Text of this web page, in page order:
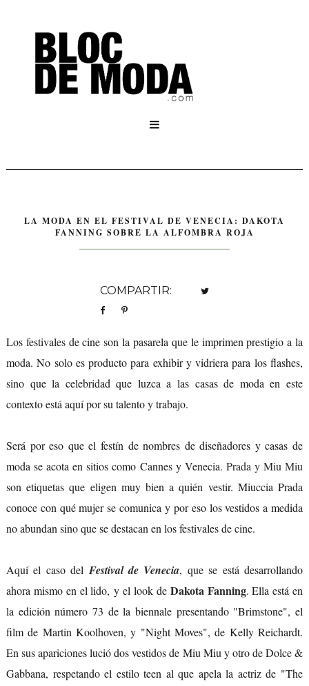

LA MODA EN EL FESTIVAL DE VENECIA: DAKOTA
FANNING SOBRE LA ALFOMBRA ROJA
COMPARTIR:
Los festivales de cine son la pasarela que le imprimen prestigio a la
moda. No solo es producto para exhibir y vidriera para los flashes,
sino que la celebridad que luzca a las casas de moda en este
contexto está aquí por su talento y trabajo.
Será por eso que el festín de nombres de diseñadores y casas de
moda se acota en sitios como Cannes y Venecia. Prada y Miu Miu
son etiquetas que eligen muy bien a quién vestir. Miuccia Prada
conoce con qué mujer se comunica y por eso los vestidos a medida
no abundan sino que se destacan en los festivales de cine.
Aquí el caso del Festival de Venecia, que se está desarrollando
ahora mismo en el lido, y el look de Dakota Fanning. Ella está en
la edición número 73 de la biennale presentando "Brimstone", el
film de Martin Koolhoven, y "Night Moves", de Kelly Reichardt.
En sus apariciones lució dos vestidos de Miu Miu y otro de Dolce &
Gabbana, respetando el estilo teen al que apela la actriz de "The